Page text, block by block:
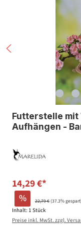
Futterstelle mit
Aufhängen -
14,29 €*
% 22,79 €(37.3% gespart)
Inhalt: 1 Stück
Preise inkl. MwSt. zzgl.